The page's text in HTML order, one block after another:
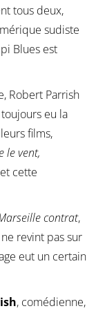
tous deux,
sudiste
Blues est
Robert Parrish
eu la
films,
le vent,
cette
contrat,
revint pas sur
eut un certain
, comédienne,